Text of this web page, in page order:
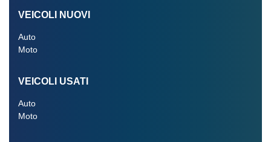
VEICOLI NUOVI
Auto
Moto
VEICOLI USATI
Auto
Moto